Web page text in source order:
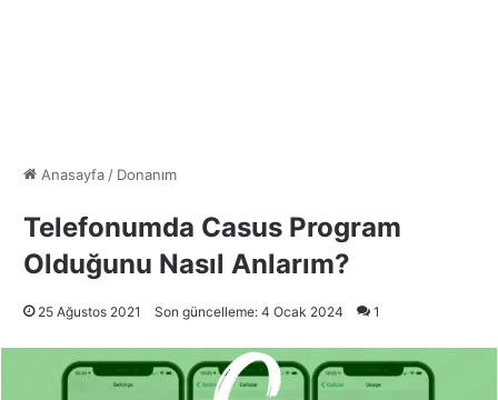
Anasayfa/ Donanım
Telefonumda Casus Program
Olduğunu Nasıl Anlarım?
25 Ağustos 2021 Son güncelleme: 4 Ocak 2024 1